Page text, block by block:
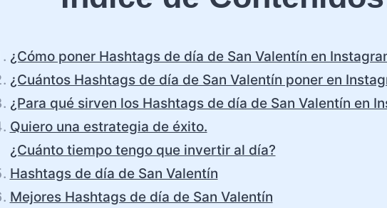
¿Cómo poner Hashtags de día de San Valentín en
¿Cuántos Hashtags de día de San Valentín poner en
¿Para qué sirven los Hashtags de día de San Valentín en
Quiero una estrategia de éxito.
¿Cuánto tiempo tengo que invertir al día?
Hashtags de día de San Valentín
Mejores Hashtags de día de San Valentín